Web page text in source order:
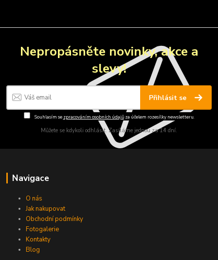
Nepropásněte novinky, akce a
slevy!
Přihlásit se
Souhlasím se zpracováním osobních údajůza účelem rozesílky newsletteru.
Můžete se kdykoli odhlásit. Zasíláme jednou za 14 dní.
Navigace
O nás
Jak nakupovat
Obchodní podmínky
Fotogalerie
Kontakty
Blog